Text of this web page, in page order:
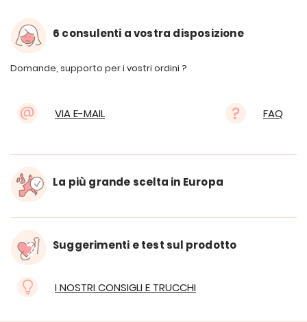
6 consulenti a vostra disposizione
Domande, supporto per i vostri ordini ?
VIA E-MAIL FAQ
La più grande scelta in Europa
Suggerimenti e test sul prodotto
I NOSTRI CONSIGLI E TRUCCHI